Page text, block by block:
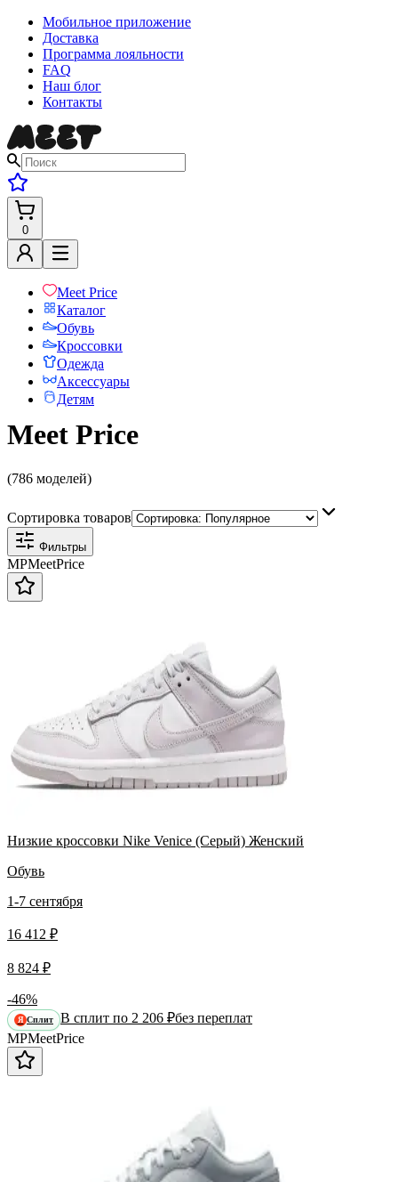
Мобильное приложение
Доставка
Программа лояльности
FAQ
Наш блог
Контакты
0
Meet Price
Каталог
Обувь
Кроссовки
Одежда
Аксессуары
Детям
Meet Price
(786 моделей)
Сортировка товаров
Фильтры
MPMeetPrice
Низкие кроссовки Nike Venice (Серый) Женский
Обувь
1-7 сентября
16 412 ₽
8 824 ₽
-46%
Я Сплит В сплит по 2 206 ₽без переплат
MPMeetPrice